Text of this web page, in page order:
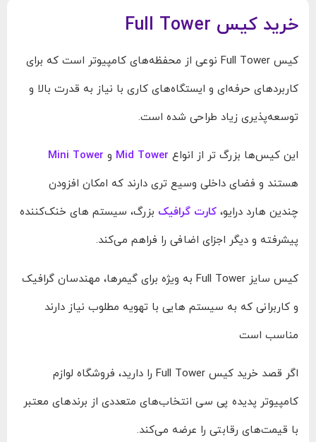
خرید کیس Full Tower
کیس Full Tower نوعی از محفظه‌های کامپیوتر است که برای
کاربردهای حرفه‌ای و ایستگاه‌های کاری با نیاز به قدرت بالا و
توسعه‌پذیری زیاد طراحی شده است.
این کیس‌ها بزرگ‌ تر از انواع Mid Tower و Mini Tower
هستند و فضای داخلی وسیع‌ تری دارند که امکان افزودن
چندین هارد درایو، کارت‌ گرافیک بزرگ، سیستم‌ های خنک‌کننده
پیشرفته و دیگر اجزای اضافی را فراهم می‌کند.
کیس‌ سایز Full Tower به ویژه برای گیمرها، مهندسان گرافیک
و کاربرانی که به سیستم‌ هایی با تهویه مطلوب نیاز دارند
مناسب است
اگر قصد خرید کیس Full Tower را دارید، فروشگاه لوازم
کامپیوتر پدیده پی سی انتخاب‌های متعددی از برندهای معتبر
با قیمت‌های رقابتی را عرضه می‌کند.